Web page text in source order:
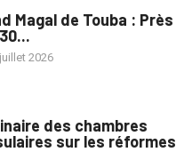
Magal de Touba : Près
2026
des chambres
sur les réformes